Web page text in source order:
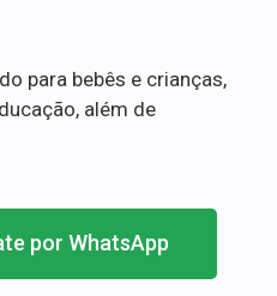
para bebês e crianças,
além de
por WhatsApp